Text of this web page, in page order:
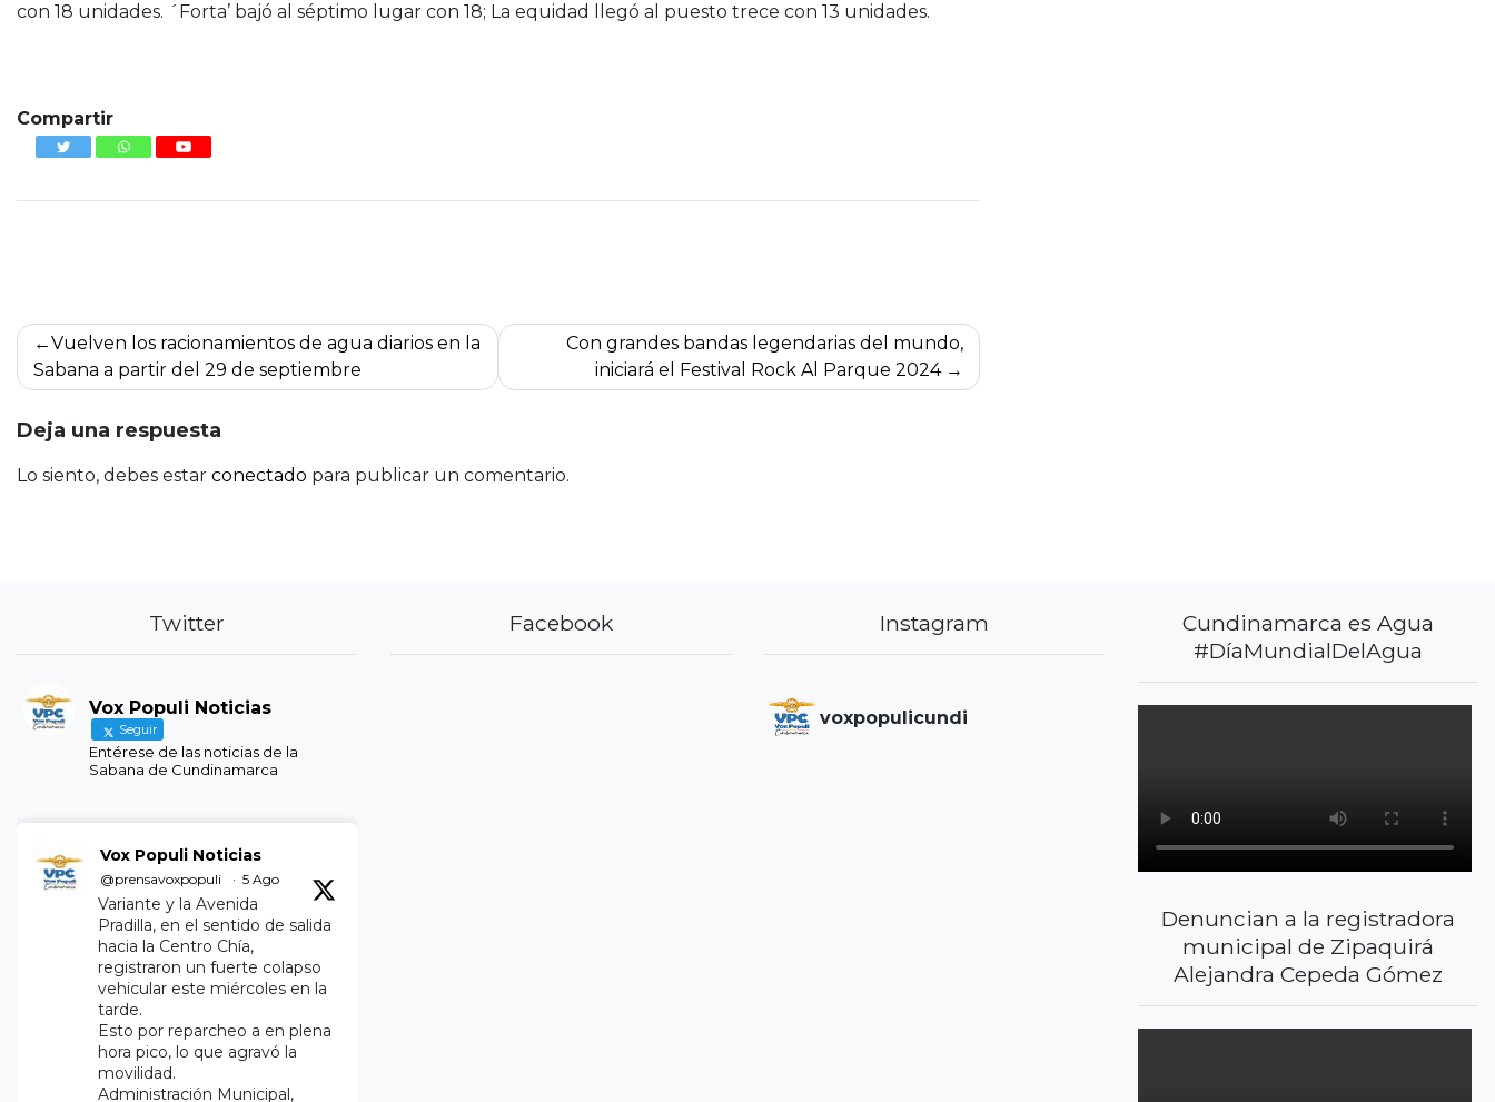
con 18 unidades. ´Forta’ bajó al séptimo lugar con 18; La equidad llegó al puesto trece con 13 unidades.
Compartir
Navegación
de
Vuelven los racionamientos de agua diarios en la
Sabana a partir del 29 de septiembre
Con grandes bandas legendarias del mundo,
iniciará el Festival Rock Al Parque 2024
Deja una respuesta
Lo siento, debes estar conectado para publicar un comentario.
Twitter
Vox Populi Noticias
Seguir
Entérese de las noticias de la
Sabana de Cundinamarca
Vox Populi Noticias
@prensavoxpopuli · 5 Ago
Variante y la Avenida
Pradilla, en el sentido de salida
hacia la Centro Chía,
registraron un fuerte colapso
vehicular este miércoles en la
tarde.
Esto por reparcheo a en plena
hora pico, lo que agravó la
movilidad.
Administración Municipal,
Facebook Instagram
voxpopulicundi
Cundinamarca es Agua
#DíaMundialDelAgua
Denuncian a la registradora
municipal de Zipaquirá
Alejandra Cepeda Gómez